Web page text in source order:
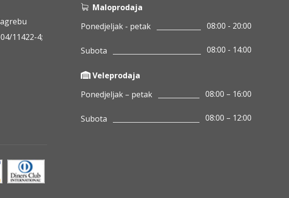
11422-4;
Maloprodaja
Ponedjeljak - petak
08:00 - 20:00
Subota 08:00 - 14:00
Veleprodaja
Ponedjeljak – petak
08:00 – 16:00
Subota 08:00 – 12:00